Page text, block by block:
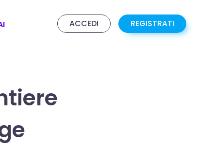
ACCEDI REGISTRATI